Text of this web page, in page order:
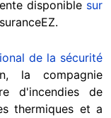
disponible sur
de la sécurité
la compagnie
d'incendies de
thermiques et a